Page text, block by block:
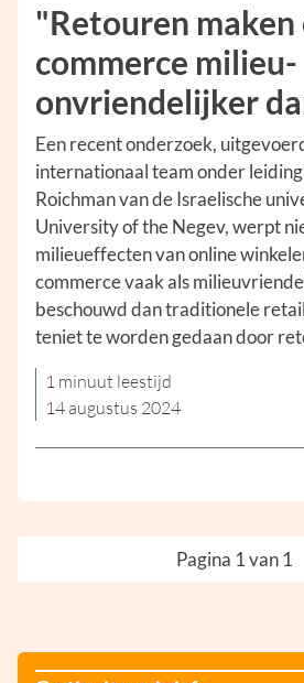
"Retouren maken
commerce milieu-
onvriendelijker
Een recent onderzoek,
internationaal team onder
Roichman van de Israelische
University of the Negev, werpt
milieueffecten van online
commerce vaak als
beschouwd dan traditionele
teniet te worden gedaan door
1 minuut leestijd
14 augustus 2024
Pagina 1 van 1